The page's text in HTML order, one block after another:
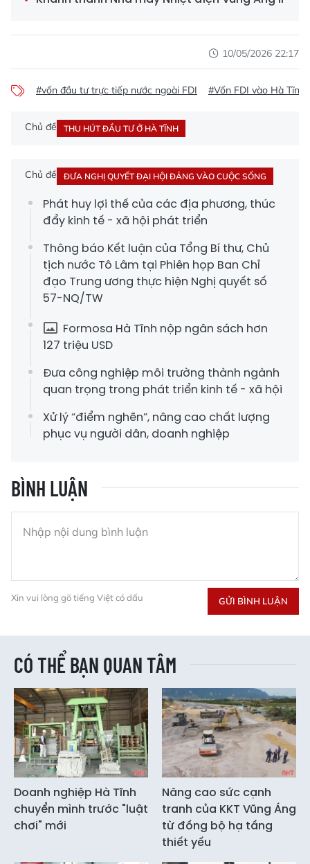
10/05/2026 22:17
#vốn đầu tư trực tiếp nước ngoài FDI #Vốn FDI vào Hà Tĩnh
Chủ đề THU HÚT ĐẦU TƯ Ở HÀ TĨNH
Chủ đề ĐƯA NGHỊ QUYẾT ĐẠI HỘI ĐẢNG VÀO CUỘC SỐNG
Phát huy lợi thế của các địa phương, thúc
đẩy kinh tế - xã hội phát triển
Thông báo Kết luận của Tổng Bí thư, Chủ
tịch nước Tô Lâm tại Phiên họp Ban Chỉ
đạo Trung ương thực hiện Nghị quyết số
57-NQ/TW
Formosa Hà Tĩnh nộp ngân sách hơn
127 triệu USD
Đưa công nghiệp môi trường thành ngành
quan trọng trong phát triển kinh tế - xã hội
Xử lý “điểm nghẽn”, nâng cao chất lượng
phục vụ người dân, doanh nghiệp
BÌNH LUẬN
Xin vui lòng gõ tiếng Việt có dấu GỬI BÌNH LUẬN
CÓ THỂ BẠN QUAN TÂM
Doanh nghiệp Hà Tĩnh
chuyển mình trước "luật
chơi" mới
Nâng cao sức cạnh
tranh của KKT Vũng Áng
từ đồng bộ hạ tầng
thiết yếu